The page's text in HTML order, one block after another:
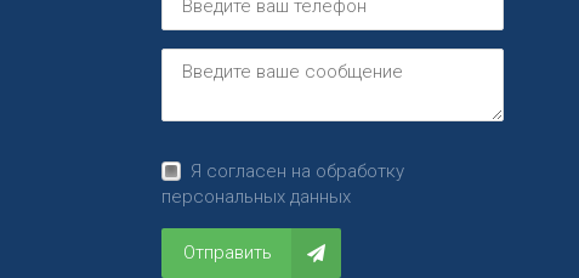
Я согласен на обработку
персональных данных
Отправить